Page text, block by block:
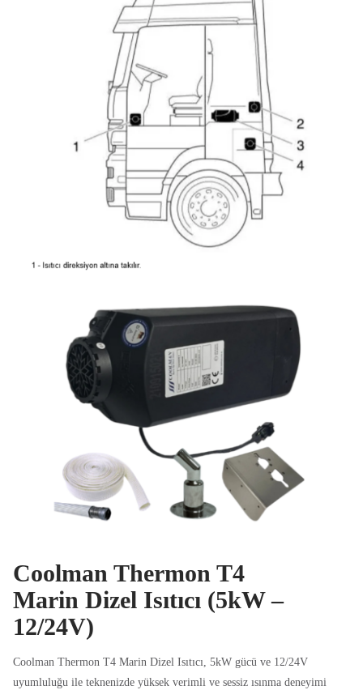
Coolman Thermon T4
Marin Dizel Isıtıcı (5kW –
12/24V)
Coolman Thermon T4 Marin Dizel Isıtıcı, 5kW gücü ve 12/24V
uyumluluğu ile teknenizde yüksek verimli ve sessiz ısınma deneyimi